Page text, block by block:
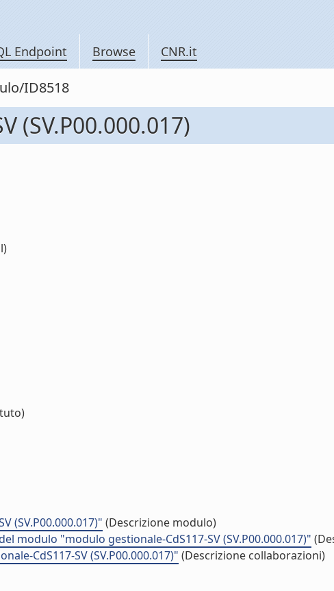
Endpoint Browse CNR.it
ID8518
(SV.P00.000.017)
(SV.P00.000.017)" (Descrizione modulo)
modulo "modulo gestionale-CdS117-SV (SV.P00.000.017)"
CdS117-SV (SV.P00.000.017)" (Descrizione collaborazioni)